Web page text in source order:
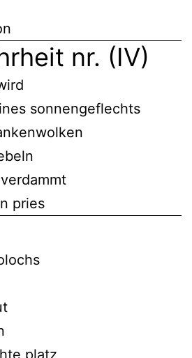
nr. (IV)
sonnengeflechts
pries
platz